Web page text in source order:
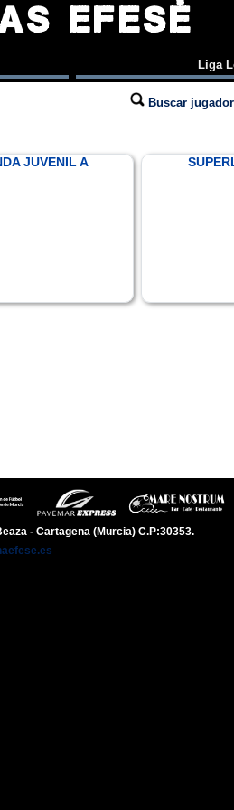
EFESÉ
Liga
Buscar
JUVENIL A
- Cartagena (Murcia) C.P:30353.